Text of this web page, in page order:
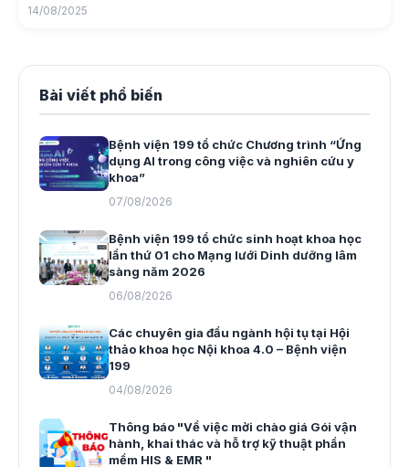
14/08/2025
Bài viết phổ biến
Bệnh viện 199 tổ chức Chương trình “Ứng
dụng AI trong công việc và nghiên cứu y
khoa”
07/08/2026
Bệnh viện 199 tổ chức sinh hoạt khoa học
lần thứ 01 cho Mạng lưới Dinh dưỡng lâm
sàng năm 2026
06/08/2026
Các chuyên gia đầu ngành hội tụ tại Hội
thảo khoa học Nội khoa 4.0 – Bệnh viện
199
04/08/2026
Thông báo "Về việc mời chào giá Gói vận
hành, khai thác và hỗ trợ kỹ thuật phần
mềm HIS & EMR "